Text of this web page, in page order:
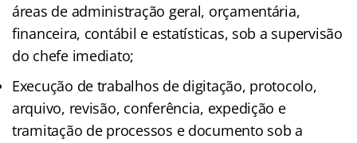
áreas de administração geral, orçamentária,
financeira, contábil e estatísticas, sob a supervisão
do chefe imediato;
Execução de trabalhos de digitação, protocolo,
arquivo, revisão, conferência, expedição e
tramitação de processos e documento sob a